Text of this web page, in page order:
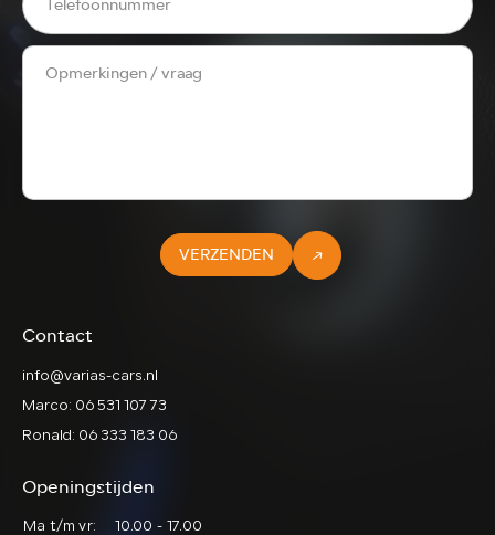
VERZENDEN
Contact
info@varias-cars.nl
Marco: 06 531 107 73
Ronald: 06 333 183 06
Openingstijden
Ma t/m vr:
10.00 - 17.00